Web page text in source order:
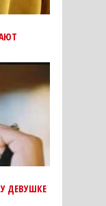
ДЕВУШКЕ